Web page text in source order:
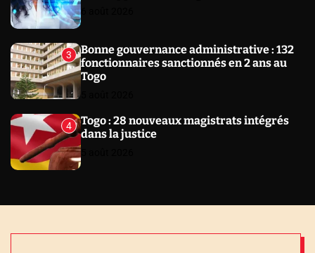
3
Bonne gouvernance administrative : 132
fonctionnaires sanctionnés en 2 ans au
Togo
4
Togo : 28 nouveaux magistrats intégrés
dans la justice